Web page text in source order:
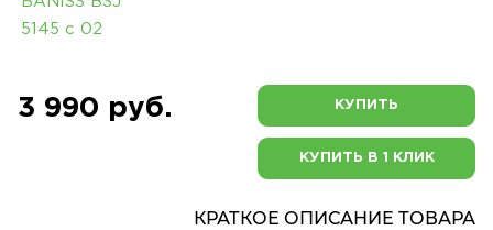
3 990 руб. КУПИТЬ
КУПИТЬ В 1 КЛИК
КРАТКОЕ ОПИСАНИЕ ТОВАРА